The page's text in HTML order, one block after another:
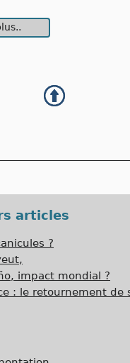
articles
?
impact mondial ?
: le retournement de